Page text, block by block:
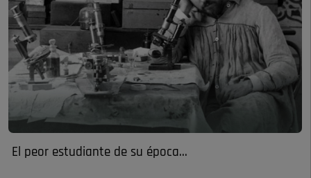
El peor estudiante de su época...